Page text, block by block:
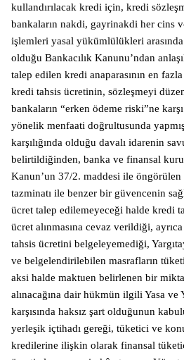
kullandırılacak kredi için, kredi
bankaların nakdi, gayrinakdi her cins
işlemleri yasal yükümlülükleri
olduğu Bankacılık Kanunu’ndan
talep edilen kredi anaparasının en
kredi tahsis ücretinin, sözleşmeyi
bankaların “erken ödeme riski”ne
yönelik menfaati doğrultusunda
karşılığında olduğu davalı idarenin
belirtildiğinden, banka ve finansal
Kanun’un 37/2. maddesi ile öngörülen
tazminatı ile benzer bir güvencenin
ücret talep edilemeyeceği halde kredi
ücret alınmasına cevaz verildiği,
tahsis ücretini belgeleyemediği,
ve belgelendirilebilen masrafların
aksi halde maktuen belirlenen bir
alınacağına dair hükmün ilgili Yasa
karşısında haksız şart olduğunun
yerleşik içtihadı gereği, tüketici ve
kredilerine ilişkin olarak finansal